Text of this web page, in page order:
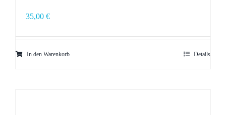
35,00 €
In den Warenkorb Details